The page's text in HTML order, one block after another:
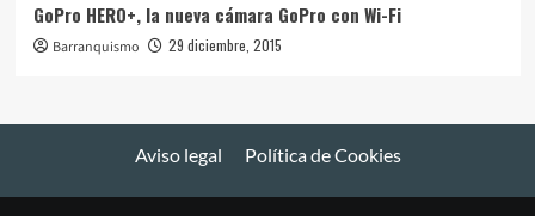
GoPro HERO+, la nueva cámara GoPro con Wi-Fi
Barranquismo 29 diciembre, 2015
Aviso legal Política de Cookies